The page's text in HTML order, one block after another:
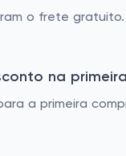
o frete
na
a primeira